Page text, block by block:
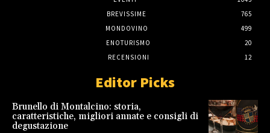
BREVISSIME
765
MONDOVINO
499
ENOTURISMO
20
RECENSIONI
12
Editor Picks
Brunello di Montalcino: storia,
caratteristiche, migliori annate e consigli di
degustazione